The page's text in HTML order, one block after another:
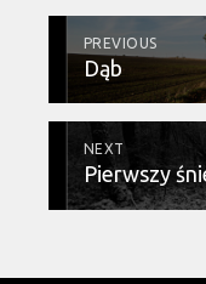
PREVIOUS
Dąb
NEXT
Pierwszy